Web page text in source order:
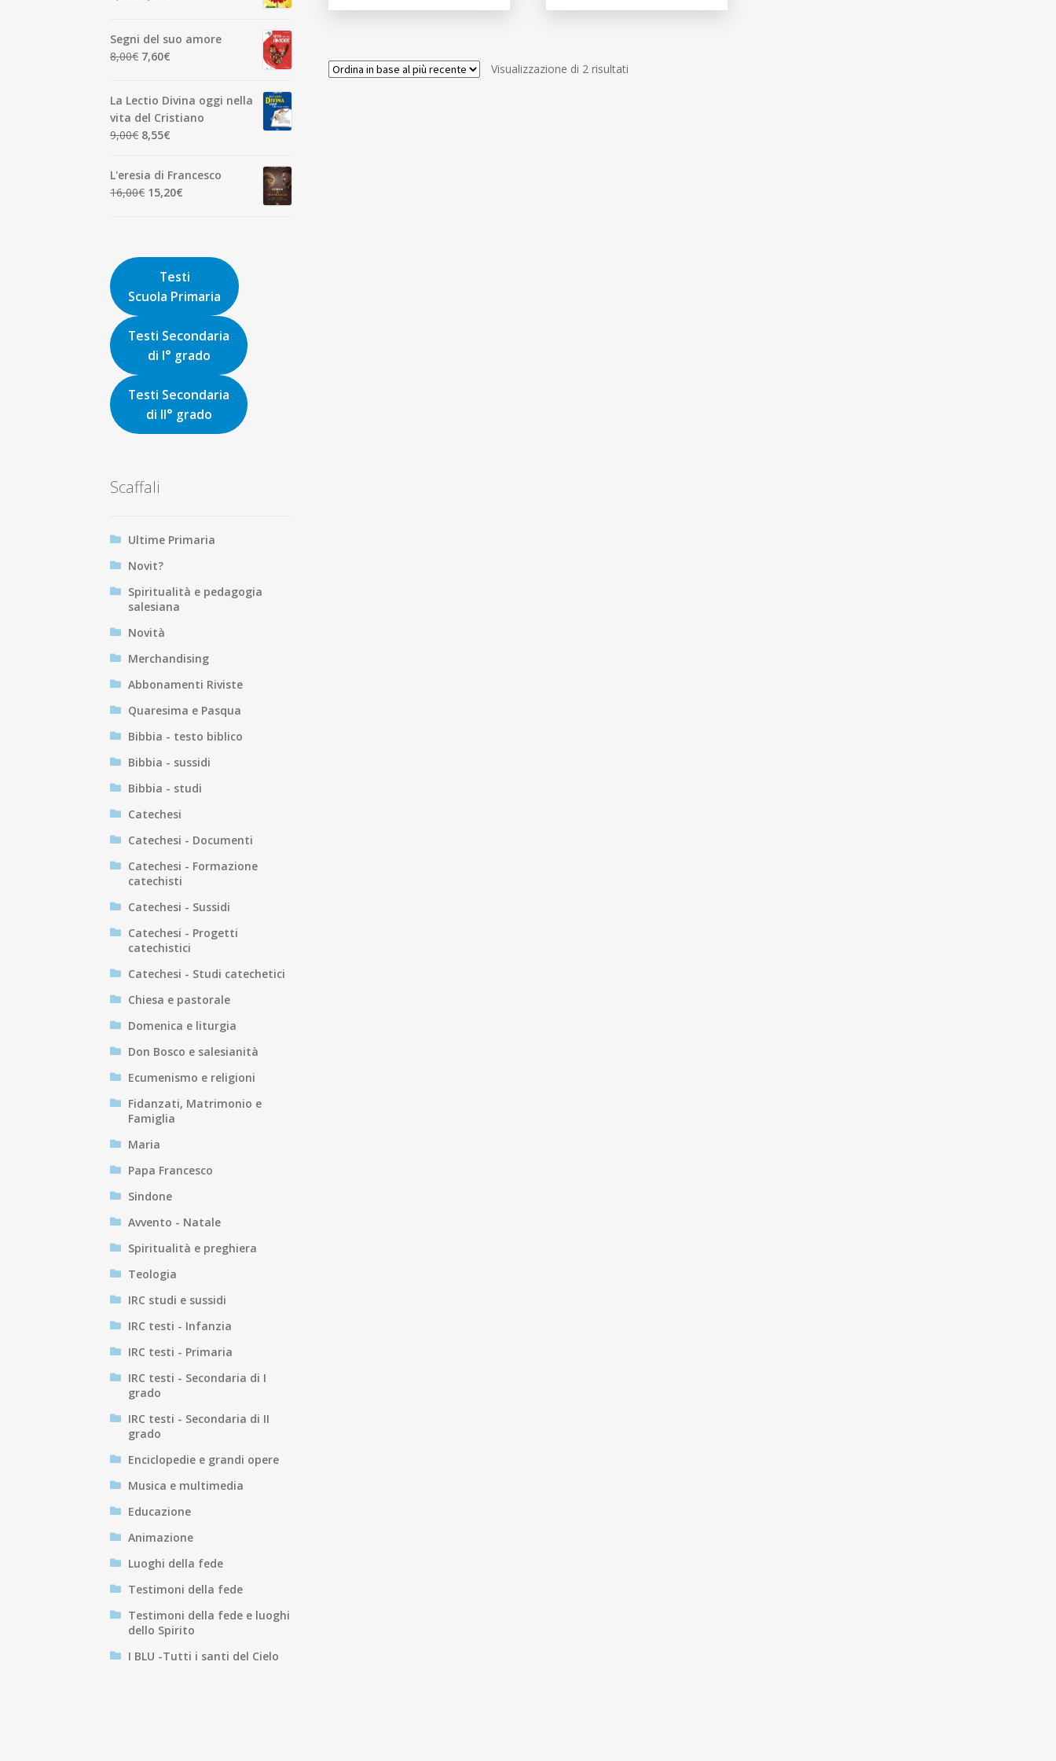
Visualizzazione di 2 risultatiOrdina
7,00€.
era:
1,90€.
è:
Segni del suo amore
8,00€ Il
era:
8,00€.
7,60€
è:
7,60€.
La Lectio Divina oggi nella
vita del Cristiano
9,00€ Il
originale
era:
9,00€.
8,55€
attuale
è:
L'eresia di Francesco
16,00€ Il
16,00€.
15,20€
15,20€.
Testi
Scuola Primaria
Testi Secondaria
di I° grado
Testi Secondaria
di II° grado
Scaffali
Ultime Primaria
Novit?
Spiritualità e pedagogia
salesiana
Novità
Merchandising
Abbonamenti Riviste
Quaresima e Pasqua
Bibbia - testo biblico
Bibbia - sussidi
Bibbia - studi
Catechesi
Catechesi - Documenti
Catechesi - Formazione
catechisti
Catechesi - Sussidi
Catechesi - Progetti
catechistici
Catechesi - Studi catechetici
Chiesa e pastorale
Domenica e liturgia
Don Bosco e salesianità
Ecumenismo e religioni
Fidanzati, Matrimonio e
Famiglia
Maria
Papa Francesco
Sindone
Avvento - Natale
Spiritualità e preghiera
Teologia
IRC studi e sussidi
IRC testi - Infanzia
IRC testi - Primaria
IRC testi - Secondaria di I
grado
IRC testi - Secondaria di II
grado
Enciclopedie e grandi opere
Musica e multimedia
Educazione
Animazione
Luoghi della fede
Testimoni della fede
Testimoni della fede e luoghi
dello Spirito
I BLU -Tutti i santi del Cielo